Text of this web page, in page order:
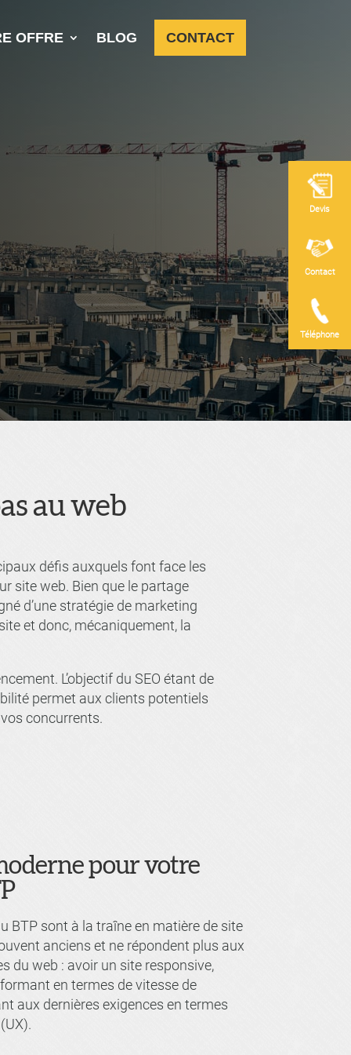
OFFRE BLOG CONTACT
au web
défis auxquels font face les
site web. Bien que le partage
d’une stratégie de marketing
et donc, mécaniquement, la
L’objectif du SEO étant de
permet aux clients potentiels
concurrents.
pour votre
BTP sont à la traîne en matière de site
anciens et ne répondent plus aux
du web : avoir un site responsive,
en termes de vitesse de
aux dernières exigences en termes
Devis
Contact
Téléphone